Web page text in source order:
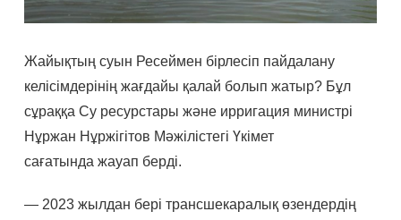
Жайықтың суын Ресеймен бірлесіп пайдалану
келісімдерінің жағдайы қалай болып жатыр? Бұл
сұраққа Су ресурстары және ирригация министрі
Нұржан Нұржігітов Мәжілістегі Үкімет
сағатында жауап берді.
— 2023 жылдан бері трансшекаралық өзендердің